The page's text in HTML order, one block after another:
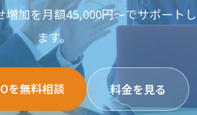
増加を月額45,000円〜でサポートし
ます。
を無料相談 料金を見る